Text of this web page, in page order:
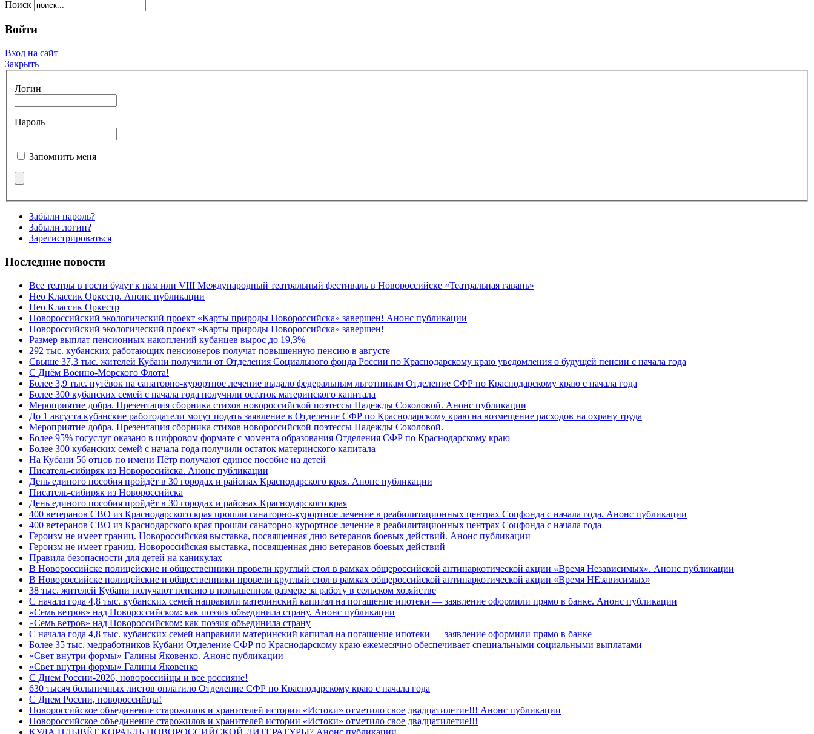
Поиск
Войти
Вход на сайт
Закрыть
Логин
Пароль
Запомнить меня
Забыли пароль?
Забыли логин?
Зарегистрироваться
Последние новости
Все театры в гости будут к нам или VIII Международный театральный фестиваль в Новороссийске «Театральная гавань»
Нео Классик Оркестр. Анонс публикации
Нео Классик Оркестр
Новороссийский экологический проект «Карты природы Новороссийска» завершен! Анонс публикации
Новороссийский экологический проект «Карты природы Новороссийска» завершен!
Размер выплат пенсионных накоплений кубанцев вырос до 19,3%
292 тыс. кубанских работающих пенсионеров получат повышенную пенсию в августе
Свыше 37,3 тыс. жителей Кубани получили от Отделения Социального фонда России по Краснодарскому краю уведомления о будущей пенсии с начала года
C Днём Военно-Морского Флота!
Более 3,9 тыс. путёвок на санаторно-курортное лечение выдало федеральным льготникам Отделение СФР по Краснодарскому краю с начала года
Более 300 кубанских семей с начала года получили остаток материнского капитала
Мероприятие добра. Презентация сборника стихов новороссийской поэтессы Надежды Соколовой. Анонс публикации
До 1 августа кубанские работодатели могут подать заявление в Отделение СФР по Краснодарскому краю на возмещение расходов на охрану труда
Мероприятие добра. Презентация сборника стихов новороссийской поэтессы Надежды Соколовой.
Более 95% госуслуг оказано в цифровом формате с момента образования Отделения СФР по Краснодарскому краю
Более 300 кубанских семей с начала года получили остаток материнского капитала
На Кубани 56 отцов по имени Пётр получают единое пособие на детей
Писатель-сибиряк из Новороссийска. Анонс публикации
День единого пособия пройдёт в 30 городах и районах Краснодарского края. Анонс публикации
Писатель-сибиряк из Новороссийска
День единого пособия пройдёт в 30 городах и районах Краснодарского края
400 ветеранов СВО из Краснодарского края прошли санаторно-курортное лечение в реабилитационных центрах Соцфонда с начала года. Анонс публикации
400 ветеранов СВО из Краснодарского края прошли санаторно-курортное лечение в реабилитационных центрах Соцфонда с начала года
Героизм не имеет границ. Новороссийская выставка, посвященная дню ветеранов боевых действий. Анонс публикации
Героизм не имеет границ. Новороссийская выставка, посвященная дню ветеранов боевых действий
Правила безопасности для детей на каникулах
В Новороссийске полицейские и общественники провели круглый стол в рамках общероссийской антинаркотической акции «Время Независимых». Анонс публикации
В Новороссийске полицейские и общественники провели круглый стол в рамках общероссийской антинаркотической акции «Время НЕзависимых»
38 тыс. жителей Кубани получают пенсию в повышенном размере за работу в сельском хозяйстве
С начала года 4,8 тыс. кубанских семей направили материнский капитал на погашение ипотеки — заявление оформили прямо в банке. Анонс публикации
«Семь ветров» над Новороссийском: как поэзия объединила страну. Анонс публикации
«Семь ветров» над Новороссийском: как поэзия объединила страну
С начала года 4,8 тыс. кубанских семей направили материнский капитал на погашение ипотеки — заявление оформили прямо в банке
Более 35 тыс. медработников Кубани Отделение СФР по Краснодарскому краю ежемесячно обеспечивает специальными социальными выплатами
«Свет внутри формы» Галины Яковенко. Анонс публикации
«Свет внутри формы» Галины Яковенко
C Днем России-2026, новороссийцы и все россияне!
630 тысяч больничных листов оплатило Отделение СФР по Краснодарскому краю с начала года
C Днем России, новороссийцы!
Новороссийское объединение старожилов и хранителей истории «Истоки» отметило свое двадцатилетие!!! Анонс публикации
Новороссийское объединение старожилов и хранителей истории «Истоки» отметило свое двадцатилетие!!!
КУДА ПЛЫВЁТ КОРАБЛЬ НОВОРОССИЙСКОЙ ЛИТЕРАТУРЫ? Анонс публикации